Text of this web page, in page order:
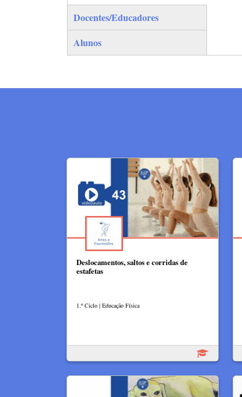
(separador ativo)
Docentes/Educadores
Alunos
Deslocamentos, saltos e corridas de
estafetas
1.º Ciclo | Educação Física